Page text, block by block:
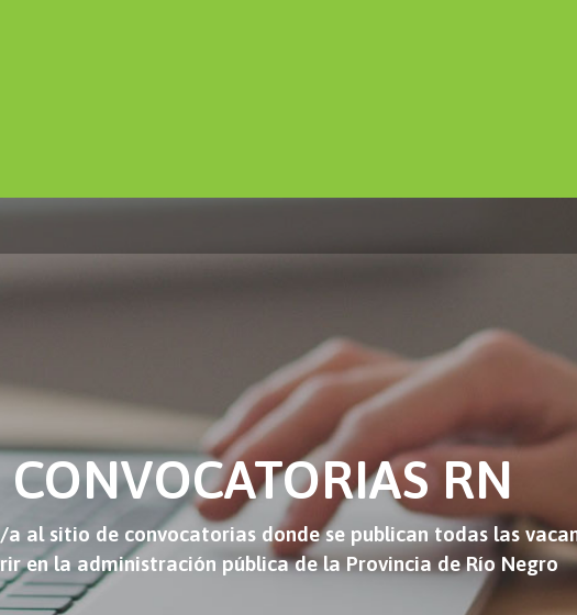
CONVOCATORIAS RN
a al sitio de convocatorias donde se publican todas las
en la administración pública de la Provincia de Río Negro